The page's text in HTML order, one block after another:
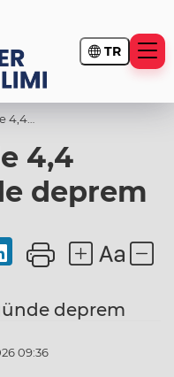
TR
4,4
4,4
deprem
deprem
09:36